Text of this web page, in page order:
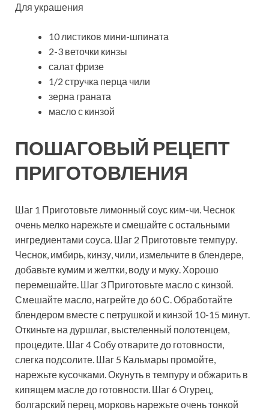
Для украшения
10 листиков мини-шпината
2-3 веточки кинзы
салат фризе
1/2 стручка перца чили
зерна граната
масло с кинзой
ПОШАГОВЫЙ РЕЦЕПТ
ПРИГОТОВЛЕНИЯ
Шаг 1 Приготовьте лимонный соус ким-чи. Чеснок
очень мелко нарежьте и смешайте с остальными
ингредиентами соуса. Шаг 2 Приготовьте темпуру.
Чеснок, имбирь, кинзу, чили, измельчите в блендере,
добавьте кумим и желтки, воду и муку. Хорошо
перемешайте. Шаг 3 Приготовьте масло с кинзой.
Смешайте масло, нагрейте до 60 С. Обработайте
блендером вместе с петрушкой и кинзой 10-15 минут.
Откиньте на дуршлаг, выстеленный полотенцем,
процедите. Шаг 4 Собу отварите до готовности,
слегка подсолите. Шаг 5 Кальмары промойте,
нарежьте кусочками. Окунуть в темпуру и обжарить в
кипящем масле до готовности. Шаг 6 Огурец,
болгарский перец, морковь нарежьте очень тонкой